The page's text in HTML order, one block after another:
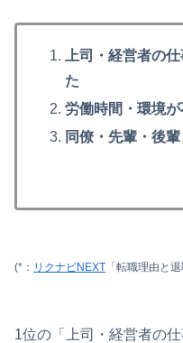
上司・経営者の
た
労働時間・環境
同僚・先輩・後
(*： リクナビNEXT 「転職理由と
1位の「上司・経営者の